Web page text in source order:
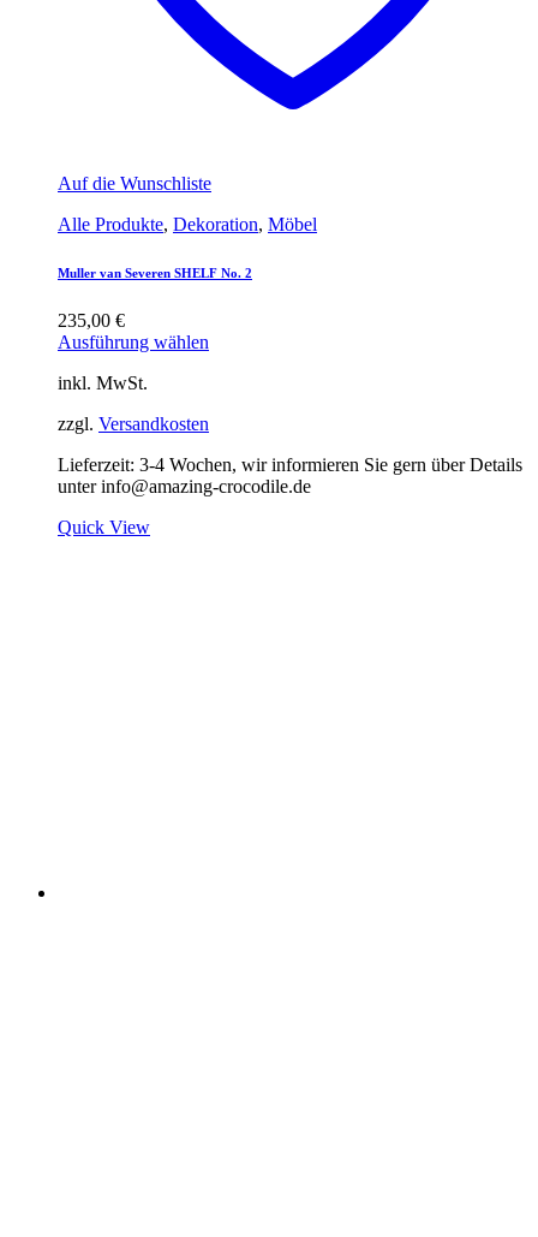
Auf die Wunschliste
Alle Produkte, Dekoration, Möbel
Muller van Severen SHELF No. 2
235,00 €
Ausführung wählen
inkl. MwSt.
zzgl. Versandkosten
Lieferzeit: 3-4 Wochen, wir informieren Sie gern über Details
unter info@amazing-crocodile.de
Quick View